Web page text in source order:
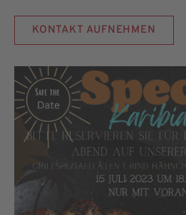
KONTAKT AUFNEHMEN